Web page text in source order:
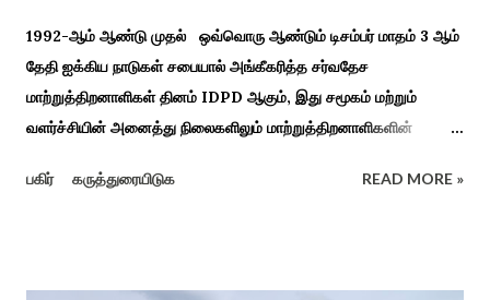
1992-ஆம் ஆண்டு முதல் ஒவ்வொரு ஆண்டும் டிசம்பர் மாதம் 3 ஆம்
தேதி ஐக்கிய நாடுகள் சபையால் அங்கீகரித்த சர்வதேச
மாற்றுத்திறனாளிகள் தினம் IDPD ஆகும், இது சமூகம் மற்றும்
வளர்ச்சியின் அனைத்து நிலைகளிலும் மாற்றுத்திறனாளிகளின்
நோக்கமாகக் கொண்டது. சமூகத்தில் மாற்றுத்திறனாளிகளின்
பகிர் கருத்துரையிடுக READ MORE »